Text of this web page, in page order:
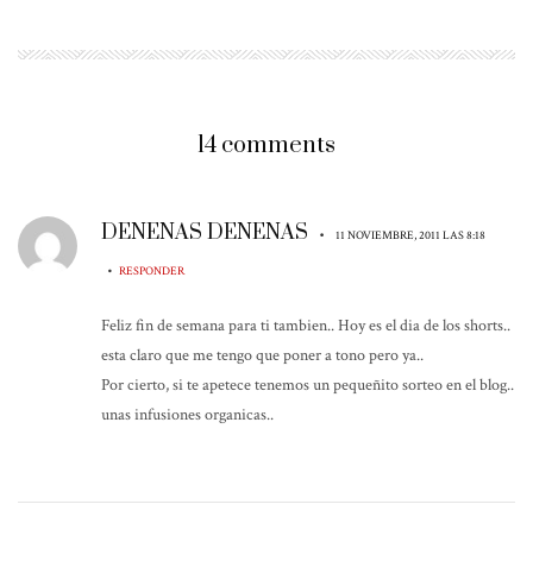
14 comments
DENENAS DENENAS • 11 NOVIEMBRE, 2011 LAS 8:18
• RESPONDER
Feliz fin de semana para ti tambien.. Hoy es el dia de los shorts..
esta claro que me tengo que poner a tono pero ya..
Por cierto, si te apetece tenemos un pequeñito sorteo en el blog..
unas infusiones organicas..